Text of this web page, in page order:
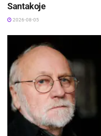
Santakoje
2026-08-05